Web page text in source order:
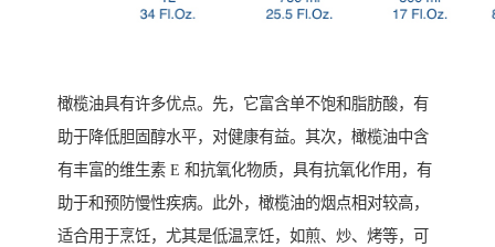
橄榄油具有许多优点。先，它富含单不饱和脂肪酸，有
助于降低胆固醇水平，对健康有益。其次，橄榄油中含
有丰富的维生素 E 和抗氧化物质，具有抗氧化作用，有
助于和预防慢性疾病。此外，橄榄油的烟点相对较高，
适合用于烹饪，尤其是低温烹饪，如煎、炒、烤等，可